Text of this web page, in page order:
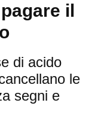
il
di acido
le
segni e